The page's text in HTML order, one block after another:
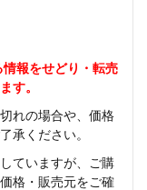
報をせどり・転売
す。
れの場合や、価格
承ください。
ていますが、ご購
格・販売元をご確